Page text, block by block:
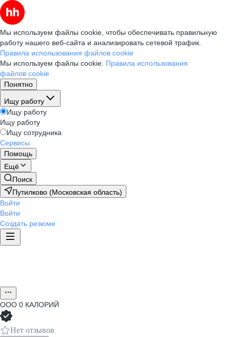
Мы используем файлы cookie, чтобы обеспечивать правильную
работу нашего веб-сайта и анализировать сетевой трафик.
Правила использования файлов cookie
Мы используем файлы cookie. Правила использования
файлов cookie
Понятно
Ищу работу
Ищу работу
Ищу работу
Ищу сотрудника
Сервисы
Помощь
Ещё
Поиск
Путилково (Московская область)
Войти
Войти
Создать резюме
ООО 0 КАЛОРИЙ
Нет отзывов